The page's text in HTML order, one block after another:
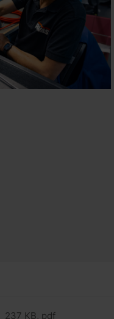
237 KB, pdf